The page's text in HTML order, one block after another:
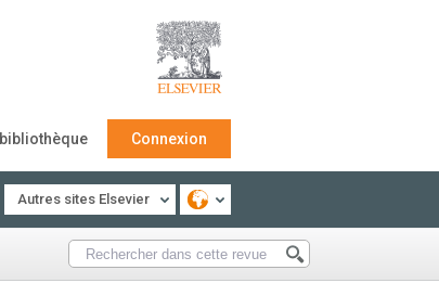
Connexion
Autres sites Elsevier